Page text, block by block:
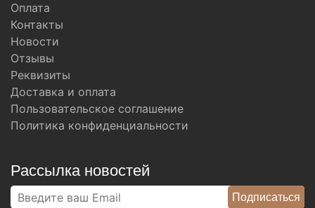
Оплата
Контакты
Новости
Отзывы
Реквизиты
Доставка и оплата
Пользовательское соглашение
Политика конфиденциальности
Рассылка новостей